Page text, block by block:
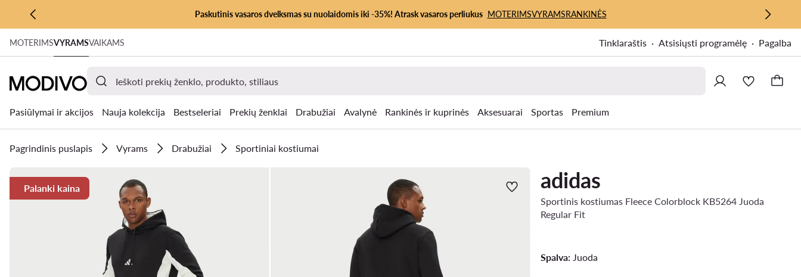
PEREITI PRIE PAGRINDINIO TURINIO
PEREITI Į PAIEŠKĄ
Paskutinis vasaros dvelksmas su nuolaidomis iki -35%! Atrask vasaros perliukus MOTERIMSVYRAMSRANKINĖS
MOTERIMSVYRAMSVAIKAMS Tinklaraštis Atsisiųsti programėlę Pagalba
Pasiūlymai ir akcijos Nauja kolekcija Bestseleriai Prekių ženklai Drabužiai Avalynė Rankinės ir kuprinės Aksesuarai Sportas Premium
Pagrindinis puslapis Vyrams Drabužiai Sportiniai kostiumai
Palanki kaina adidas
Sportinis kostiumas Fleece Colorblock KB5264 Juoda
Regular Fit
Spalva:Juoda